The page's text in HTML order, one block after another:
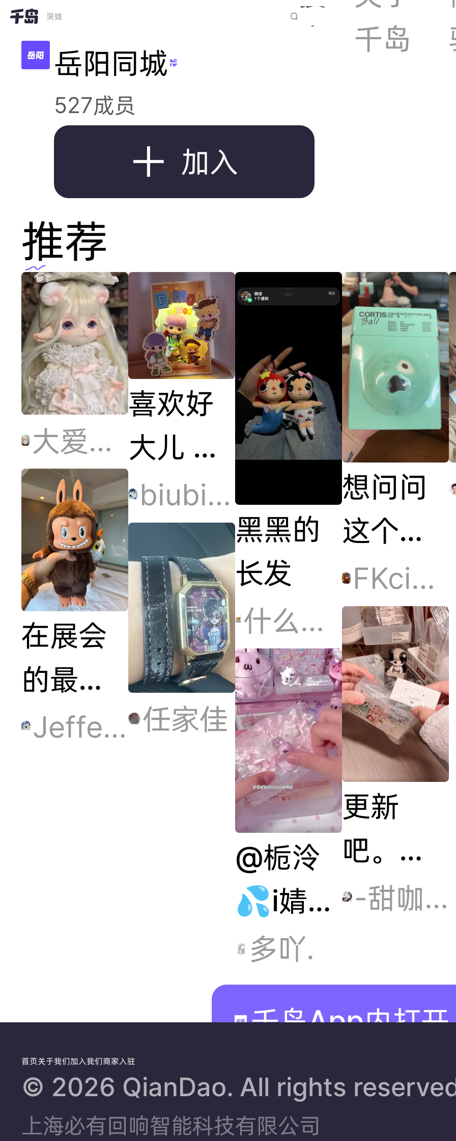
哭娃 
索
千岛
岳阳同城岛
527成员
 加入
推荐
大爱折耳猫
在展会
的最后
一周中Jefferson
喜欢好
大儿 喜
欢巴斯
光年 还
联名上
了 真不
错
biubiubiu
任家佳
黑黑的
长发
什么都感兴趣！
@栀泠
💦i婧屿
助.互
多吖.
想问问
这个是
正品吗FKciyyᵃⁿᵀ.
更新
吧。。
🍠没流
们支持
一下去
-甜咖啡-
千岛App内打开
首页关于我们加入我们商家入驻
©️ 2026 QianDao. All rights
上海必有回响智能科技有限公司